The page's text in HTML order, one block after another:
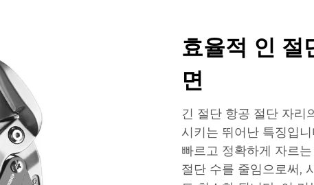
효율적 인 절
면
긴 절단 항공 절단 자리
시키는 뛰어난 특징입
빠르고 정확하게 자르
절단 수를 줄임으로써,